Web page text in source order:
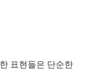
표현들은 단순한